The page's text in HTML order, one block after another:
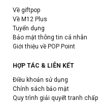
Về giftpop
Về M12 Plus
Tuyển dụng
Bảo mật thông tin cá nhân
Giới thiệu về POP Point
HỢP TÁC & LIÊN KẾT
Điều khoản sử dụng
Chính sách bảo mật
Quy trình giải quyết tranh chấp